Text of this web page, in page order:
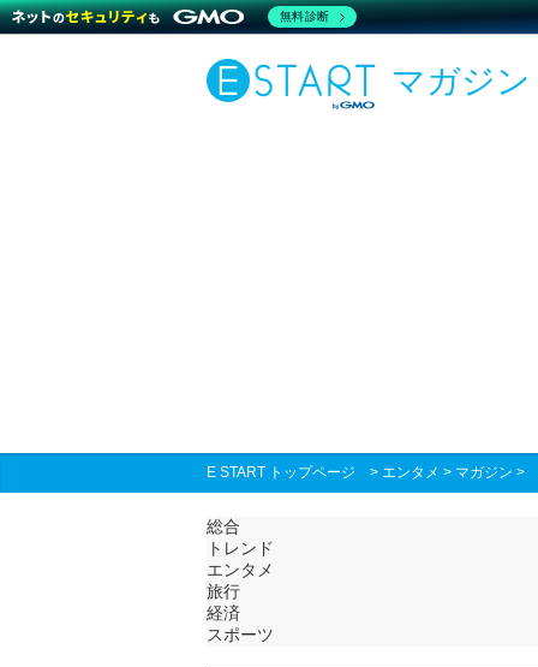
マガジン
E START トップページ > エンタメ > マガジン >
総合
トレンド
エンタメ
旅行
経済
スポーツ
無料診断